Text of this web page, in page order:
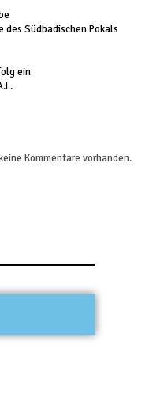
des Südbadischen Pokals
ein
Kommentare vorhanden.